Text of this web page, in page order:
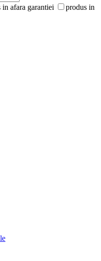
in afara garantiei
produs in